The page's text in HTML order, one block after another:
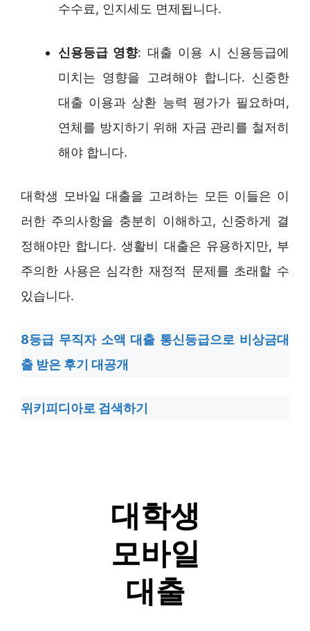
수수료, 인지세도 면제됩니다.
신용등급 영향: 대출 이용 시 신용등급에
미치는 영향을 고려해야 합니다. 신중한
대출 이용과 상환 능력 평가가 필요하며,
연체를 방지하기 위해 자금 관리를 철저히
해야 합니다.
대학생 모바일 대출을 고려하는 모든 이들은 이
러한 주의사항을 충분히 이해하고, 신중하게 결
정해야만 합니다. 생활비 대출은 유용하지만, 부
주의한 사용은 심각한 재정적 문제를 초래할 수
있습니다.
8등급 무직자 소액 대출 통신등급으로 비상금대
출 받은 후기 대공개
위키피디아로 검색하기